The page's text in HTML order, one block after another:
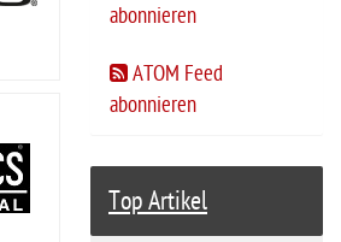
abonnieren
ATOM Feed
abonnieren
Top Artikel